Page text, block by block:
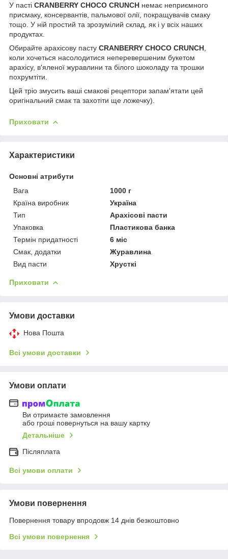
У пасті CRANBERRY CHOCO CRUNCH немає неприємного
присмаку, консервантів, пальмової олії, покращувачів смаку
тощо. У ній простий та зрозумілий склад, як і у всіх наших
продуктах.
Обирайте арахісову пасту CRANBERRY CHOCO CRUNCH
коли хочеться насолодитися неперевершеним букетом
арахісу, в'яленої журавлини та білого шоколаду та трошки
похрумтіти.
Цей тріо змусить ваші смакові рецептори запам'ятати цей
оригінальний смак та захотіти ще ложечку).
Приховати
Характеристики
Основні атрибути
Вага
1000 г
Країна виробник
Україна
Тип
Арахісові пасти
Упаковка
Пластикова банка
Термін придатності
6 міс
Смак, додатки
Журавлина
Вид пасти
Хрусткі
Приховати
Умови доставки
Нова Пошта
Всі умови доставки
Умови оплати
Ви отримаєте замовлення
або гроші повернуться на вашу картку
Детальніше
Післяплата
Всі умови оплати
Умови повернення
Повернення товару впродовж 14 днів безкоштовно
Всі умови повернення